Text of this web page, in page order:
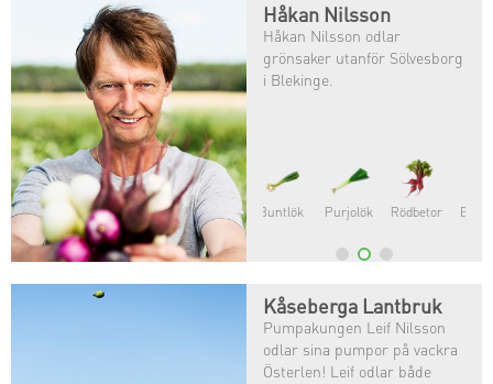
Håkan Nilsson
Håkan Nilsson odlar
grönsaker utanför Sölvesborg
i Blekinge.
Broccoli Blomkål
Kåseberga Lantbruk
Pumpakungen Leif Nilsson
odlar sina pumpor på vackra
Österlen! Leif odlar både